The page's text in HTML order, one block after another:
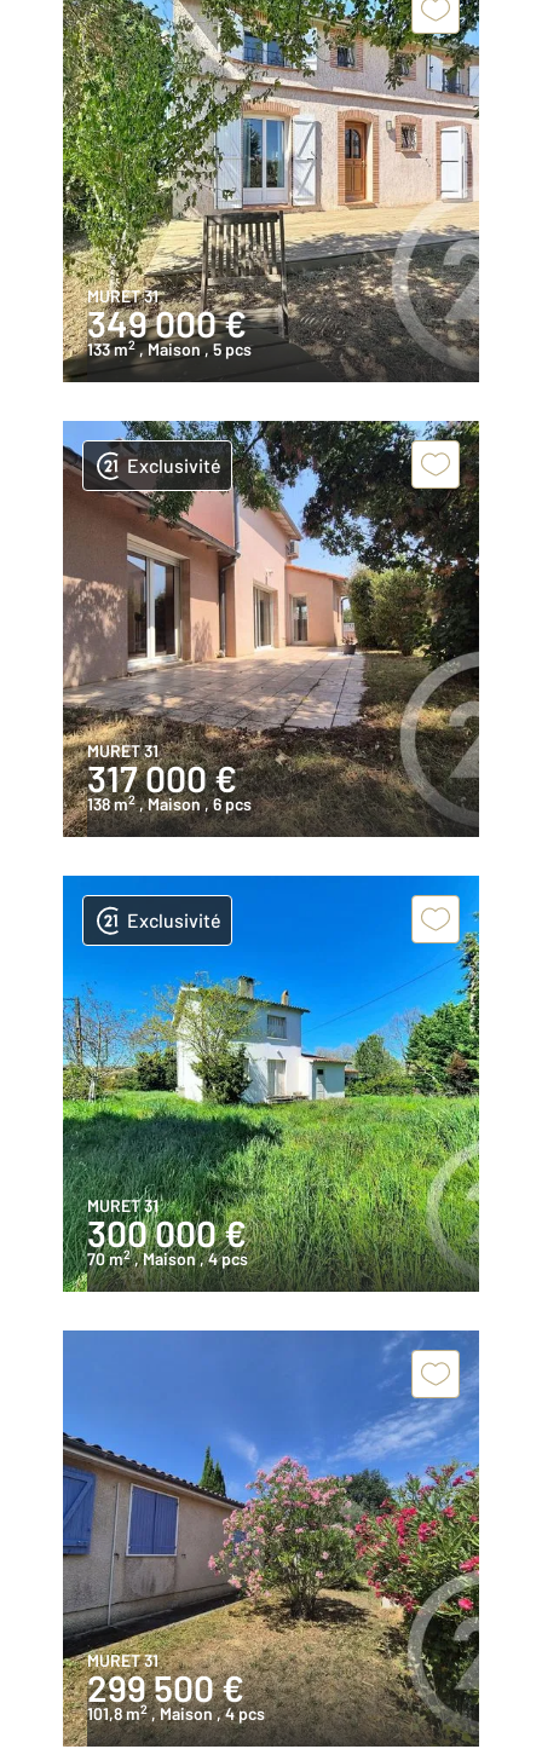
MURET 31
349 000 €
133 m2 , Maison, 5 pcs
Exclusivité
MURET 31
317 000 €
138 m2 , Maison, 6 pcs
Exclusivité
MURET 31
300 000 €
70 m2 , Maison, 4 pcs
MURET 31
299 500 €
101,8 m2 , Maison , 4 pcs